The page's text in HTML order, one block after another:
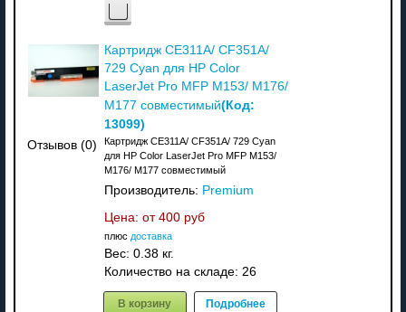
Отзывов (0)
Картридж CE311A/ CF351A/
729 Cyan для HP Color
LaserJet Pro MFP M153/ M176/
M177 совместимый(Код:
13099)
Картридж CE311A/ CF351A/ 729 Cyan
для HP Color LaserJet Pro MFP M153/
M176/ M177 совместимый
Производитель: Premium
Цена: от 400 руб
плюс доставка
Вес: 0.38 кг.
Количество на складе: 26
В корзину Подробнее